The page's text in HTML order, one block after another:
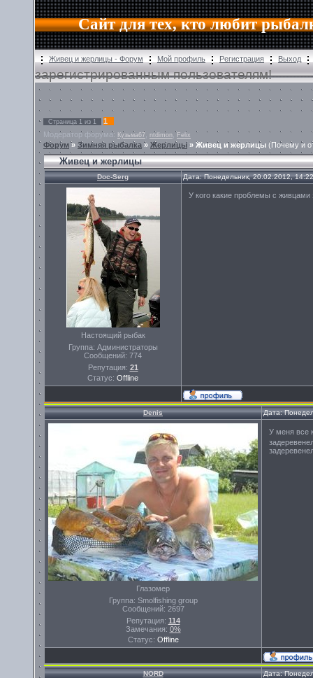
Сайт для тех, кто любит
Живец и жерлицы - Форум Мой профиль Регистрация Выход
зарегистрированным пользователям!
Страница 1 из 1
1
Модератор форума: Кузьма67 ntdimon , Felix
Форум» Зимняя рыбалка » Жерлицы » Живец и жерлицы (Почему и
Живец и жерлицы
Doc-Serg Дата: Понедельник, 20.02.2012,
Настоящий рыбак
Группа: Администраторы
Сообщений: 774
Репутация: 21
Статус: Offline
У кого какие проблемы с живцами
Denis Дата:
Глазомер
Группа: Smolfishing group
Сообщений: 2697
Репутация: 114
Замечания: 0%
Статус: Offline
У меня все
NORD Дата: